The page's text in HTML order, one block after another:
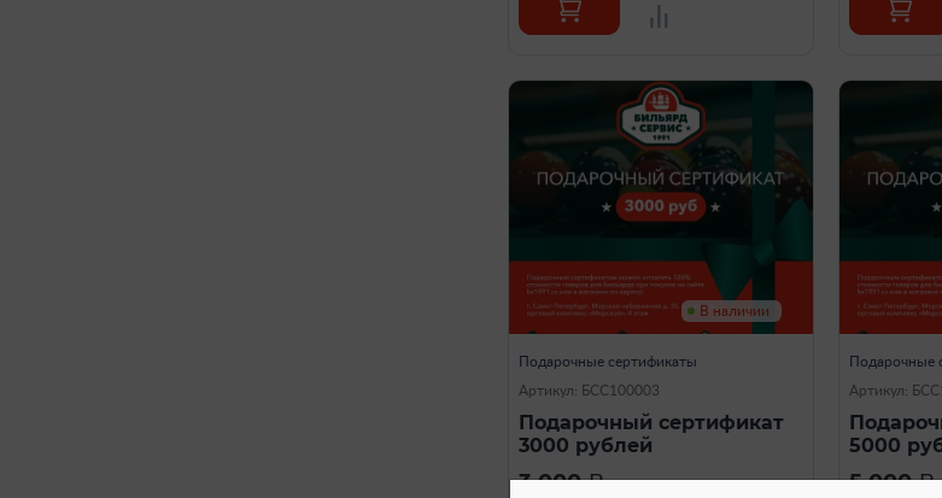
В наличии
Подарочные сертификаты
Артикул: БСС100003
Подарочный сертификат
3000 рублей
3 000a
Подарочные
Артикул:
5000
5 000a